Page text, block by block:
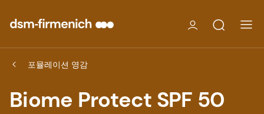
포뮬레이션 영감
Biome Protect SPF 50